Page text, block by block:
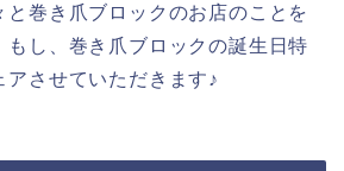
と巻き爪ブロックのお店のことを
もし、巻き爪ブロックの誕生日特
させていただきます♪